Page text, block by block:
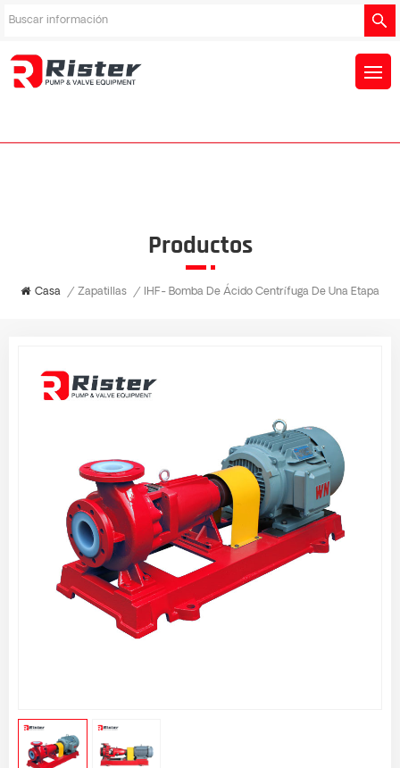
Productos
Casa / Zapatillas / IHF- Bomba De Ácido Centrífuga De Una Etapa